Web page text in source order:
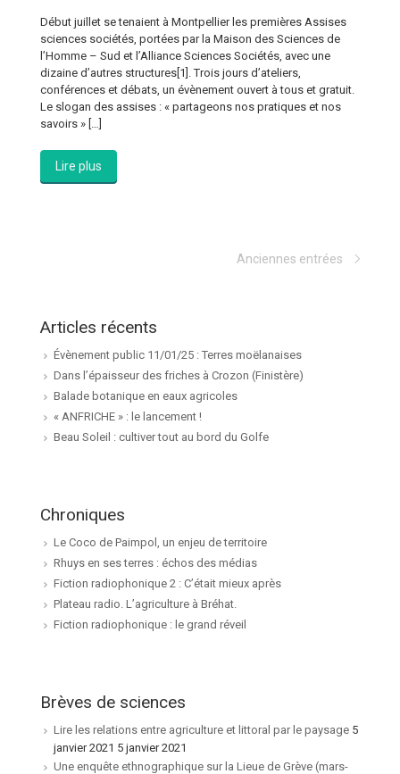
Début juillet se tenaient à Montpellier les premières Assises
sciences sociétés, portées par la Maison des Sciences de
l’Homme – Sud et l’Alliance Sciences Sociétés, avec une
dizaine d’autres structures[1]. Trois jours d’ateliers,
conférences et débats, un évènement ouvert à tous et gratuit.
Le slogan des assises : « partageons nos pratiques et nos
savoirs » […]
Lire plus
Anciennes entrées
Articles récents
Évènement public 11/01/25 : Terres moëlanaises
Dans l’épaisseur des friches à Crozon (Finistère)
Balade botanique en eaux agricoles
« ANFRICHE » : le lancement !
Beau Soleil : cultiver tout au bord du Golfe
Chroniques
Le Coco de Paimpol, un enjeu de territoire
Rhuys en ses terres : échos des médias
Fiction radiophonique 2 : C’était mieux après
Plateau radio. L’agriculture à Bréhat.
Fiction radiophonique : le grand réveil
Brèves de sciences
Lire les relations entre agriculture et littoral par le paysage 5
janvier 2021 5 janvier 2021
Une enquête ethnographique sur la Lieue de Grève (mars-